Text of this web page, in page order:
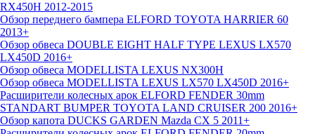
RX450H 2012-2015
Обзор переднего бампера ELFORD TOYOTA HARRIER 60
2013+
Обзор обвеса DOUBLE EIGHT HALF TYPE LEXUS LX570
LX450D 2016+
Обзор обвеса MODELLISTA LEXUS NX300H
Обзор обвеса MODELLISTA LEXUS LX570 LX450D 2016+
Расширители колесных арок ELFORD FENDER 30mm
STANDART BUMPER TOYOTA LAND CRUISER 200 2016+
Обзор капота DUCKS GARDEN Mazda CX 5 2011+